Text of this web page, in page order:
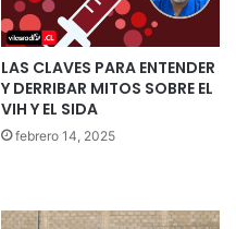
LAS CLAVES PARA ENTENDER
Y DERRIBAR MITOS SOBRE EL
VIH Y EL SIDA
febrero 14, 2025